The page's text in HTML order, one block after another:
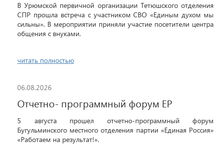
В Урюмской первичной организации Тетюшского отделения
СПР прошла встреча с участником СВО «Единым духом мы
сильны». В мероприятии приняли участие посетители центра
общения с внуками.
читать полностью
06.08.2026
Отчетно- программный форум ЕР
5 августа прошел отчетно-программный форум
Бугульминского местного отделения партии «Единая Россия»
«Работаем на результат!».